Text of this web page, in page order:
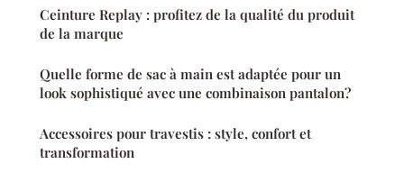
Ceinture Replay : profitez de la qualité du produit
de la marque
Quelle forme de sac à main est adaptée pour un
look sophistiqué avec une combinaison pantalon?
Accessoires pour travestis : style, confort et
transformation